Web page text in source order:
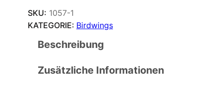
t
h
SKU: 1057-1
KATEGORIE: Birdwings
Beschreibung
Zusätzliche Informationen